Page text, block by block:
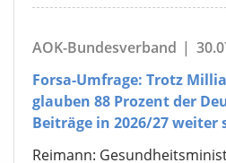
AOK-Bundesverband |
Forsa-Umfrage: Trotz
glauben 88 Prozent der
Beiträge in 2026/27 weiter
Reimann: